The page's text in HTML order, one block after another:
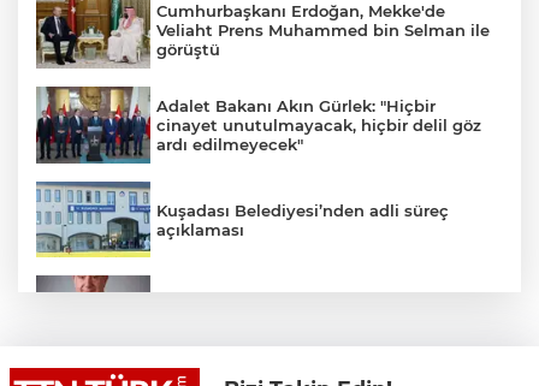
Cumhurbaşkanı Erdoğan, Mekke'de
Veliaht Prens Muhammed bin Selman ile
görüştü
Adalet Bakanı Akın Gürlek: "Hiçbir
cinayet unutulmayacak, hiçbir delil göz
ardı edilmeyecek"
Kuşadası Belediyesi’nden adli süreç
açıklaması